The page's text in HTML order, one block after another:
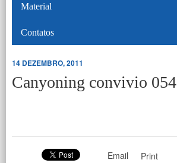
Material
Contatos
14 DEZEMBRO, 2011
Canyoning convivio 054
Email Print